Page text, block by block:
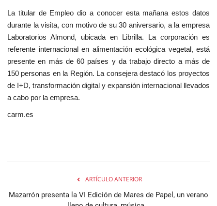
La titular de Empleo dio a conocer esta mañana estos datos
durante la visita, con motivo de su 30 aniversario, a la empresa
Laboratorios Almond, ubicada en Librilla. La corporación es
referente internacional en alimentación ecológica vegetal, está
presente en más de 60 países y da trabajo directo a más de
150 personas en la Región. La consejera destacó los proyectos
de I+D, transformación digital y expansión internacional llevados
a cabo por la empresa.
carm.es
ARTÍCULO ANTERIOR
Mazarrón presenta la VI Edición de Mares de Papel, un verano